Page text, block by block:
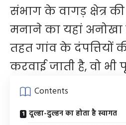
संभाग के वागड़ क्षेत्र की
मनाने का यहां
तहत गांव के दंपत्तियों
करवाई जाती है, वो भी
Contents
दूल्हा-दुल्हन का होता है स्वागत